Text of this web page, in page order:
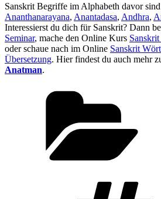
Sanskrit Begriffe im Alphabeth davor
Ananthanarayana, Anantadasa, Andhra,
Interessierst du dich für Sanskrit? Dann
Seminar, mache den Online Kurs
oder schaue nach im Online Sanskrit
Übersetzung. Hier findest du auch mehr
Anatman.